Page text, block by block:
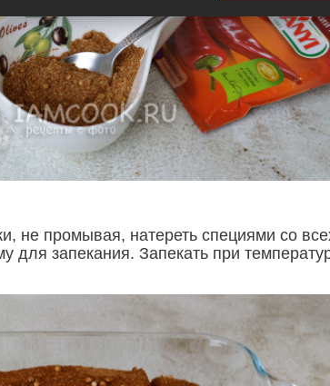
не промывая, натереть специями со
для запекания. Запекать при